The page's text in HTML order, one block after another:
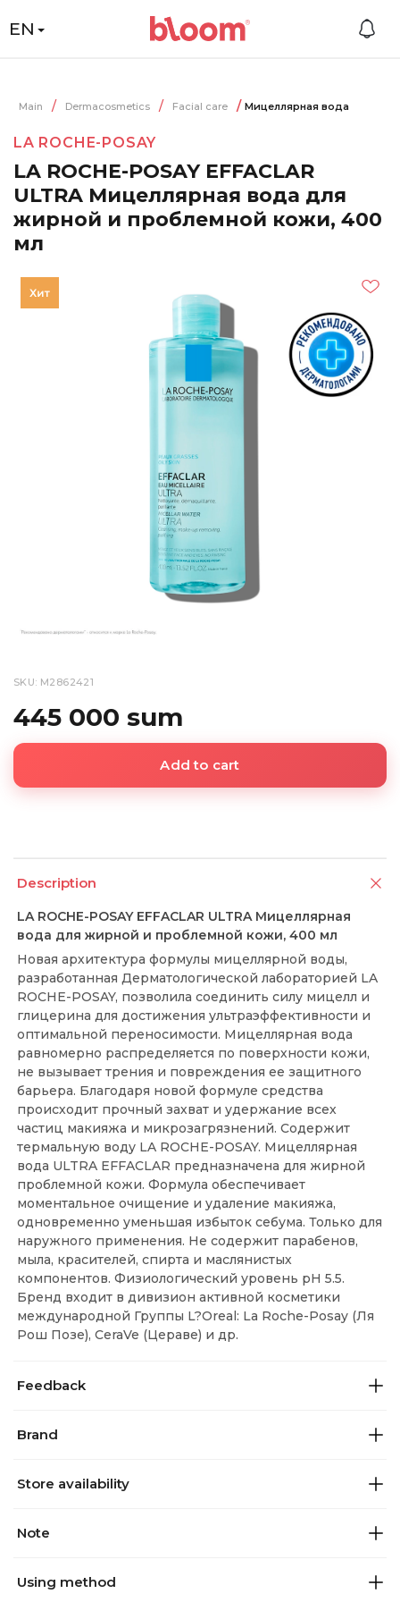
EN
Main Dermacosmetics Facial care Мицеллярная вода
LA ROCHE-POSAY
LA ROCHE-POSAY EFFACLAR
ULTRA Мицеллярная вода для
жирной и проблемной кожи, 400
мл
SKU: M2862421
445 000 sum
Add to cart
Description
LA ROCHE-POSAY EFFACLAR ULTRA Мицеллярная
вода для жирной и проблемной кожи, 400 мл
Новая архитектура формулы мицеллярной воды,
разработанная Дерматологической лабораторией LA
ROCHE-POSAY, позволила соединить силу мицелл и
глицерина для достижения ультраэффективности и
оптимальной переносимости. Мицеллярная вода
равномерно распределяется по поверхности кожи,
не вызывает трения и повреждения ее защитного
барьера. Благодаря новой формуле средства
происходит прочный захват и удержание всех
частиц макияжа и микрозагрязнений. Содержит
термальную воду LA ROCHE-POSAY. Мицеллярная
вода ULTRA EFFACLAR предназначена для жирной
проблемной кожи. Формула обеспечивает
моментальное очищение и удаление макияжа,
одновременно уменьшая избыток себума. Только для
наружного применения. Не содержит парабенов,
мыла, красителей, спирта и маслянистых
компонентов. Физиологический уровень pH 5.5.
Бренд входит в дивизион активной косметики
международной Группы L?Oreal: La Roche-Posay (Ля
Рош Позе), CeraVe (Цераве) и др.
Feedback
Brand
Store availability
Note
Using method